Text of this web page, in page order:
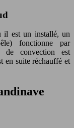
il est un installé, un
fonctionne par
de convection est
en suite réchauffé et